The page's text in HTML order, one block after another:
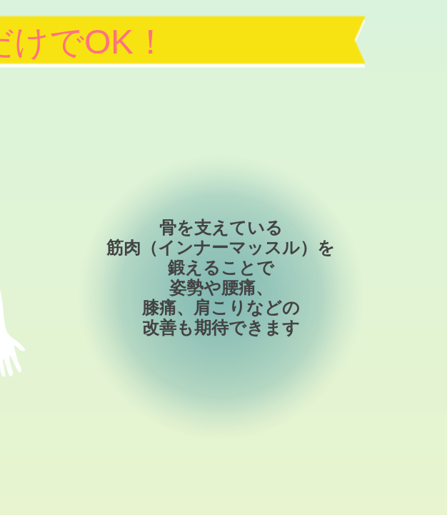
でOK！
骨を支えている
筋肉（インナーマッスル）を
鍛えることで
姿勢や腰痛、
膝痛、肩こりなどの
改善も期待できます